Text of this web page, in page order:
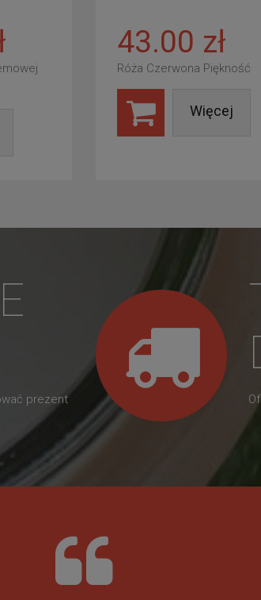
43.00 zł
Róża Czerwona Piękność
Więcej
prezent